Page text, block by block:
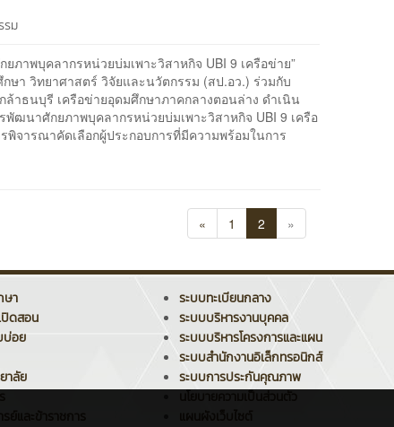
รม
ภาพบุคลากรหน่วยบ่มเพาะวิสาหกิจ UBI 9 เครือข่าย”
ษา วิทยาศาสตร์ วิจัยและนวัตกรรม (สป.อว.) ร่วมกับ
ล้าธนบุรี เครือข่ายอุดมศึกษาภาคกลางตอนล่าง ดำเนิน
พัฒนาศักยภาพบุคลากรหน่วยบ่มเพาะวิสาหกิจ UBI 9 เครือ
พิจารณาคัดเลือกผู้ประกอบการที่มีความพร้อมในการ
« 1 2 »
ษา
ดสอน
บ่อย
าลัย
ระบบทะเบียนกลาง
ระบบบริหารงานบุคคล
ระบบบริหารโครงการและแผน
ระบบสำนักงานอิเล็กทรอนิกส์
ระบบการประกันคุณภาพ